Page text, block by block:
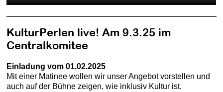
KulturPerlen live! Am 9.3.25 im
Centralkomitee
Einladung vom 01.02.2025
Mit einer Matinee wollen wir unser Angebot vorstellen und
auch auf der Bühne zeigen, wie inklusiv Kultur ist.